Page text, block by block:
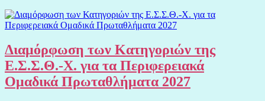
Διαμόρφωση των Κατηγοριών της
Ε.Σ.Σ.Θ.-Χ. για τα Περιφερειακά
Ομαδικά Πρωταθλήματα 2027